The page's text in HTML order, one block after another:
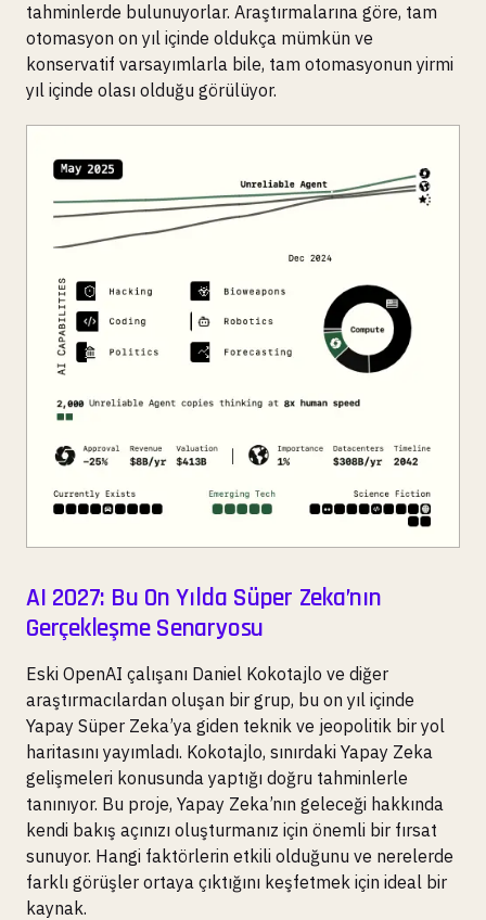
tahminlerde bulunuyorlar. Araştırmalarına göre, tam
otomasyon on yıl içinde oldukça mümkün ve
konservatif varsayımlarla bile, tam otomasyonun yirmi
yıl içinde olası olduğu görülüyor.
AI 2027: Bu On Yılda Süper Zeka’nın
Gerçekleşme Senaryosu
Eski OpenAI çalışanı Daniel Kokotajlo ve diğer
araştırmacılardan oluşan bir grup, bu on yıl içinde
Yapay Süper Zeka’ya giden teknik ve jeopolitik bir yol
haritasını yayımladı. Kokotajlo, sınırdaki Yapay Zeka
gelişmeleri konusunda yaptığı doğru tahminlerle
tanınıyor. Bu proje, Yapay Zeka’nın geleceği hakkında
kendi bakış açınızı oluşturmanız için önemli bir fırsat
sunuyor. Hangi faktörlerin etkili olduğunu ve nerelerde
farklı görüşler ortaya çıktığını keşfetmek için ideal bir
kaynak.